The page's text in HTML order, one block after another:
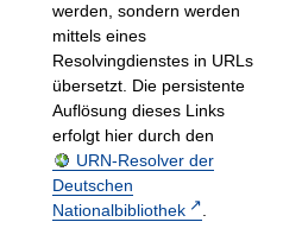
werden, sondern werden
mittels eines
Resolvingdienstes in URLs
übersetzt. Die persistente
Auflösung dieses Links
erfolgt hier durch den
URN-Resolver der
Deutschen
Nationalbibliothek
.